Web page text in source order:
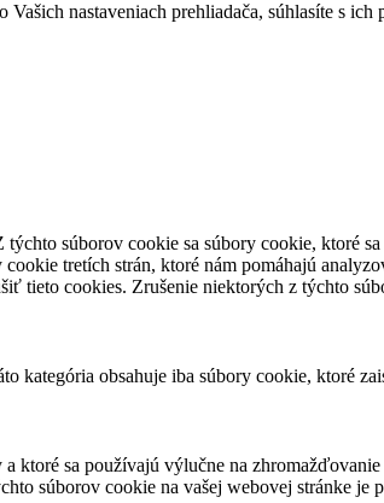
nastaveniach prehliadača, súhlasíte s ich
súborov cookie sa súbory cookie, ktoré
tretích strán, ktoré nám pomáhajú
tieto cookies. Zrušenie niektorých z týchto
kategória obsahuje iba súbory cookie, ktoré
sa používajú výlučne na
súborov cookie na vašej webovej stránke je